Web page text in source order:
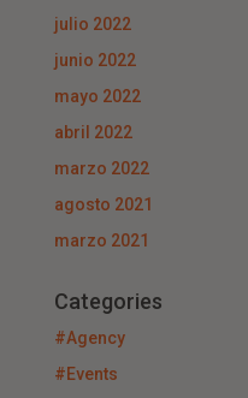
julio 2022
junio 2022
mayo 2022
abril 2022
marzo 2022
agosto 2021
marzo 2021
Categories
#Agency
#Events